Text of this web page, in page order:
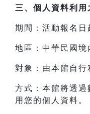
三、 個人資料利用
期間：活動報名日
地區：中華民國境
對象：由本館自行
方式：本館將透過
用您的個人資料。